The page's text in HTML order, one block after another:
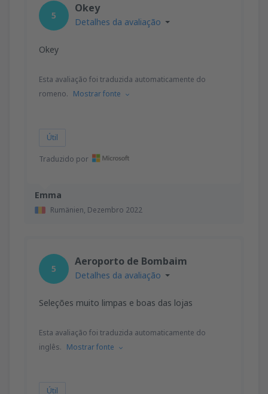
Emma
Rumänien, Dezembro 2022
5
Okey
Detalhes da avaliação
Okey
Esta avaliação foi traduzida automaticamente do
romeno. Mostrar fonte
Útil
Traduzido por
5
Aeroporto de Bombaim
Detalhes da avaliação
Seleções muito limpas e boas das lojas
Esta avaliação foi traduzida automaticamente do
inglês. Mostrar fonte
Útil